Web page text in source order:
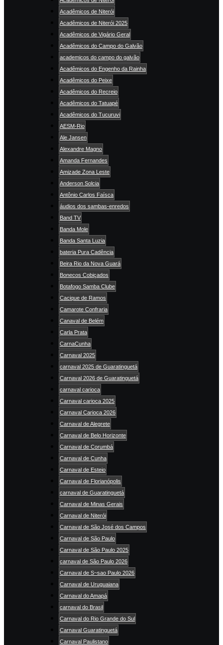
Acadêmicos de Niterói
Acadêmicos de Niterói 2025
Acadêmicos de Vigário Geral
Acadêmicos do Campo do Galvão
academicos do campo do galvão
Acadêmicos do Engenho da Rainha
Acadêmicos do Peixe
Acadêmicos do Recreio
Acadêmicos do Tatuapé
Acadêmicos do Tucuruvi
AESM-Rio
Ale Jansen
Alexandre Magno
Amanda Fernandes
Amizade Zona Leste
Anderson Solcia
Antônio Carlos Faísca
áudios dos sambas-enredos
Band TV
Banda Mole
Banda Santa Luzia
bateria Pura Cadência
Beira Rio da Nova Guará
Bonecos Cobiçados
Botafogo Samba Clube
Cacique de Ramos
Camarote Confraria
Canaval de Belém
Carla Prata
CarnaCunha
Carnaval 2025
carnaval 2025 de Guaratinguetá
Carnaval 2026 de Guaratinguetá
carnaval carioca
Carnaval carioca 2025
Carnaval Carioca 2026
Carnaval de Alegrete
Carnaval de Belo Horizonte
Carnaval de Corumbá
Carnaval de Cunha
Carnaval de Esteio
Carnaval de Florianópolis
carnaval de Guaratinguetá
Carnaval de Minas Gerais
Carnaval de Niterói
Carnaval de São José dos Campos
Carnaval de São Paulo
Carnaval de São Paulo 2025
carnaval de São Paulo 2026
Carnaval de S~sao Paulo 2026
Carnaval de Uruguaiana
Carnaval do Amapá
carnaval do Brasil
Carnaval do Rio Grande do Sul
Carnaval Guaratinguetá
Carnaval Paulistano